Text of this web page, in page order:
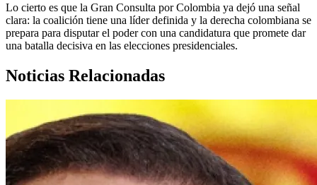
Lo cierto es que la Gran Consulta por Colombia ya dejó una señal
clara: la coalición tiene una líder definida y la derecha colombiana se
prepara para disputar el poder con una candidatura que promete dar
una batalla decisiva en las elecciones presidenciales.
Noticias Relacionadas